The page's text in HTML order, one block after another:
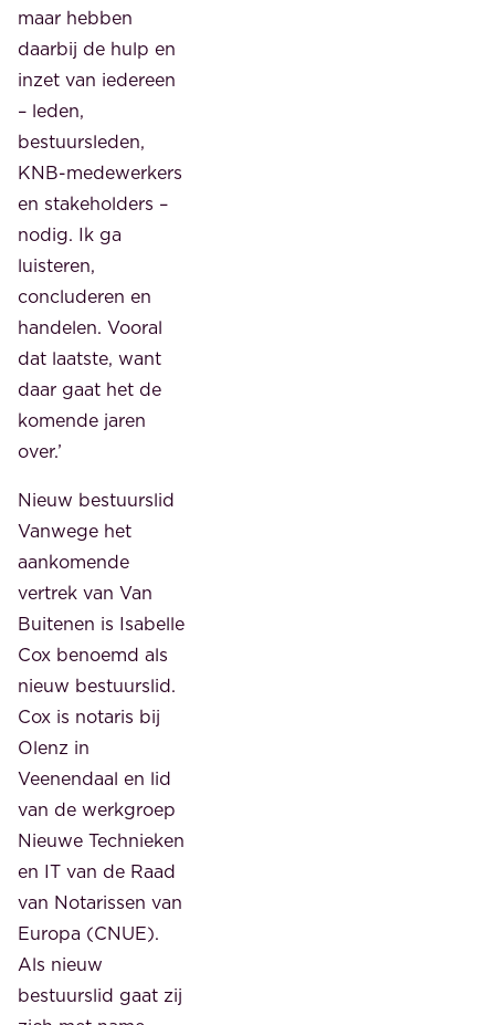
maar hebben
daarbij de hulp en
inzet van iedereen
– leden,
bestuursleden,
KNB-medewerkers
en stakeholders –
nodig. Ik ga
luisteren,
concluderen en
handelen. Vooral
dat laatste, want
daar gaat het de
komende jaren
over.’
Nieuw bestuurslid
Vanwege het
aankomende
vertrek van Van
Buitenen is Isabelle
Cox benoemd als
nieuw bestuurslid.
Cox is notaris bij
Olenz in
Veenendaal en lid
van de werkgroep
Nieuwe Technieken
en IT van de Raad
van Notarissen van
Europa (CNUE).
Als nieuw
bestuurslid gaat zij